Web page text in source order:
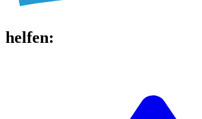
helfen: